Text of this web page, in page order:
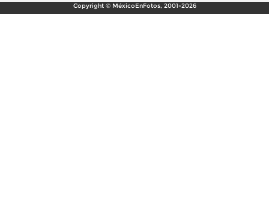
Copyright © MéxicoEnFotos, 2001-2026